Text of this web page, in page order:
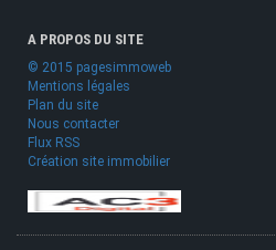
A PROPOS DU SITE
© 2015 pagesimmoweb
Mentions légales
Plan du site
Nous contacter
Flux RSS
Création site immobilier